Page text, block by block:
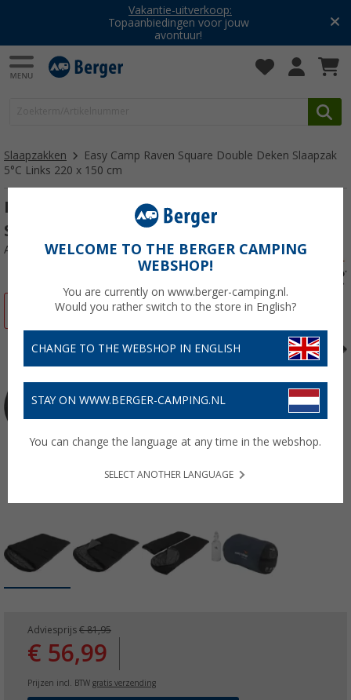
Vakantie-uitverkoop:
Topaanbiedingen voor jouw
avontuur!
Slaapzakken
Easy Camp Raven Square Double Deken Slaapzak
5°C Links 220 x 150 cm
Easy Camp Raven Square Double Deken
Slaapzak 5°C Links 220 x 150 cm
Artikelnr: 653084
-30%
Adviesprijs € 81,95
€ 56,99
Prijzen incl. BTW gratis verzending
WELCOME TO THE BERGER CAMPING
WEBSHOP!
You are currently on www.berger-camping.nl.
Would you rather switch to the store in English?
CHANGE TO THE WEBSHOP IN ENGLISH
STAY ON WWW.BERGER-CAMPING.NL
You can change the language at any time in the webshop.
SELECT ANOTHER LANGUAGE